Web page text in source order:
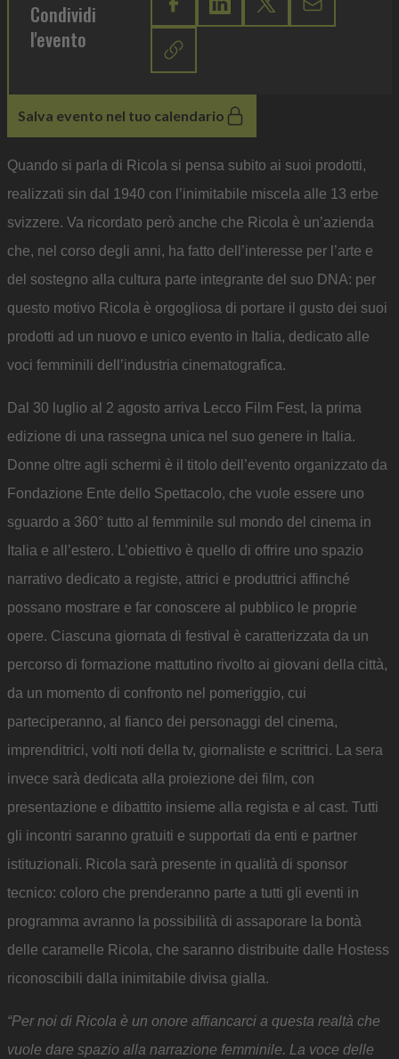
Condividi
l'evento
Salva evento nel tuo calendario
Quando si parla di Ricola si pensa subito ai suoi prodotti,
realizzati sin dal 1940 con l’inimitabile miscela alle 13 erbe
svizzere. Va ricordato però anche che Ricola è un’azienda
che, nel corso degli anni, ha fatto dell’interesse per l’arte e
del sostegno alla cultura parte integrante del suo DNA: per
questo motivo Ricola è orgogliosa di portare il gusto dei suoi
prodotti ad un nuovo e unico evento in Italia, dedicato alle
voci femminili dell’industria cinematografica.
Dal 30 luglio al 2 agosto arriva Lecco Film Fest, la prima
edizione di una rassegna unica nel suo genere in Italia.
Donne oltre agli schermi è il titolo dell’evento organizzato da
Fondazione Ente dello Spettacolo, che vuole essere uno
sguardo a 360° tutto al femminile sul mondo del cinema in
Italia e all’estero. L’obiettivo è quello di offrire uno spazio
narrativo dedicato a registe, attrici e produttrici affinché
possano mostrare e far conoscere al pubblico le proprie
opere. Ciascuna giornata di festival è caratterizzata da un
percorso di formazione mattutino rivolto ai giovani della città,
da un momento di confronto nel pomeriggio, cui
parteciperanno, al fianco dei personaggi del cinema,
imprenditrici, volti noti della tv, giornaliste e scrittrici. La sera
invece sarà dedicata alla proiezione dei film, con
presentazione e dibattito insieme alla regista e al cast. Tutti
gli incontri saranno gratuiti e supportati da enti e partner
istituzionali. Ricola sarà presente in qualità di sponsor
tecnico: coloro che prenderanno parte a tutti gli eventi in
programma avranno la possibilità di assaporare la bontà
delle caramelle Ricola, che saranno distribuite dalle Hostess
riconoscibili dalla inimitabile divisa gialla.
“Per noi di Ricola è un onore affiancarci a questa realtà che
vuole dare spazio alla narrazione femminile. La voce delle